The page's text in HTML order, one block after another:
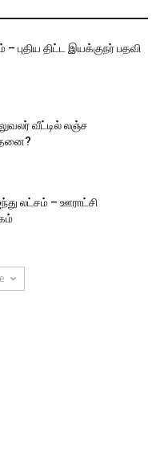
புதிய திட்ட இயக்குநர் பதவி
வீட்டில் லஞ்ச
லட்சம் – ஊராட்சி